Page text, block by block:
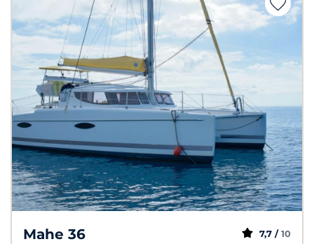
Mahe 36 7,7 / 10